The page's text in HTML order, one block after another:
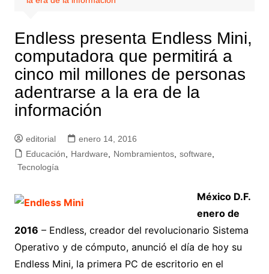
Endless presenta Endless Mini,
computadora que permitirá a
cinco mil millones de personas
adentrarse a la era de la
información
editorial
enero 14, 2016
Educación
Hardware Nombramientos, software
Tecnología
México D.F.
enero de
2016 – Endless, creador del revolucionario Sistema
Operativo y de cómputo, anunció el día de hoy su
Endless Mini, la primera PC de escritorio en el